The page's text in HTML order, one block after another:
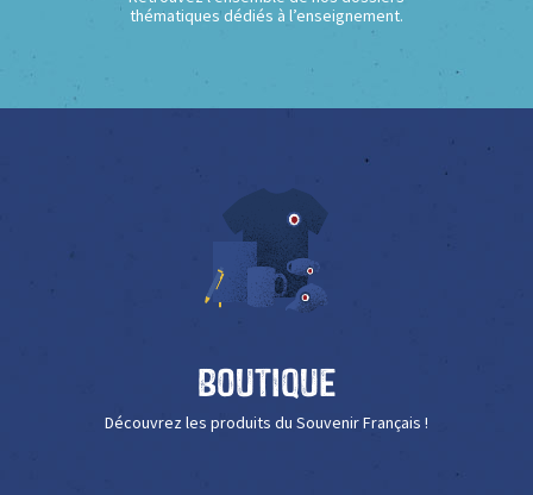
thématiques dédiés à l’enseignement.
Boutique
Découvrez les produits du Souvenir Français !